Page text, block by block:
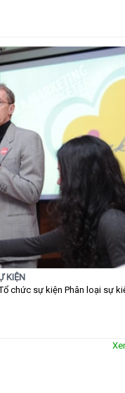
KIỆN
chức sự kiện Phân loại sự